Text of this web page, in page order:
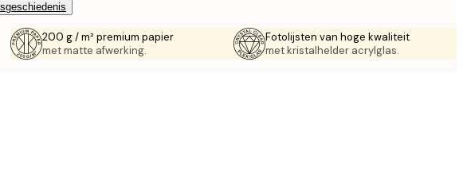
200 g / m² premium papier
met matte afwerking.
Fotolijsten van hoge kwaliteit
met kristalhelder acrylglas.